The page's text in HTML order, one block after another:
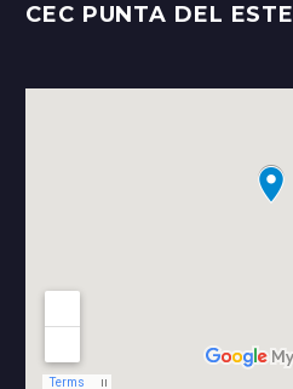
CEC PUNTA DEL ESTE